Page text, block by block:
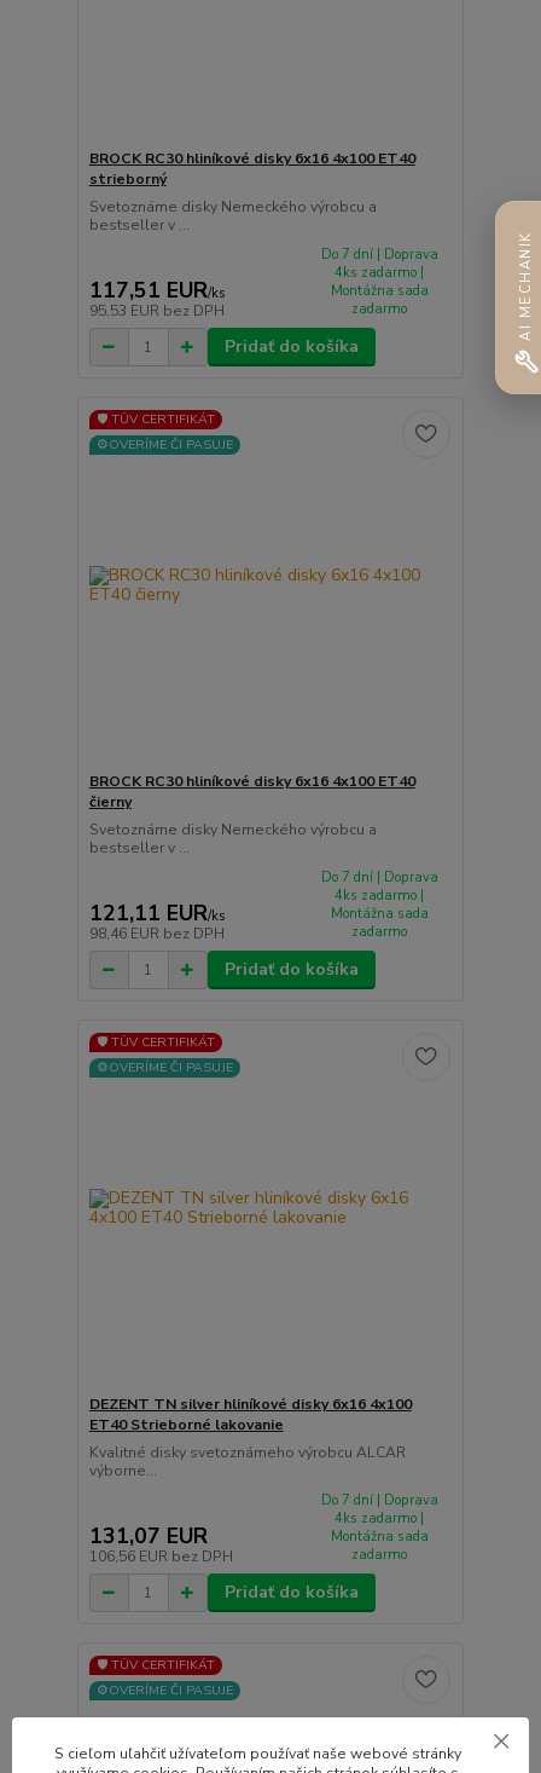
BROCK RC30 hliníkové disky 6x16 4x100 ET40
strieborný
Svetoznáme disky Nemeckého výrobcu a
bestseller v ...
117,51 EUR/ks
95,53 EUR bez DPH
Do 7 dní | Doprava
4ks zadarmo |
Montážna sada
zadarmo
Pridať do košíka
🛡️ TÜV CERTIFIKÁT
⚙️OVERÍME ČI PASUJE
BROCK RC30 hliníkové disky 6x16 4x100 ET40
čierny
Svetoznáme disky Nemeckého výrobcu a
bestseller v ...
121,11 EUR/ks
98,46 EUR bez DPH
Do 7 dní | Doprava
4ks zadarmo |
Montážna sada
zadarmo
Pridať do košíka
🛡️ TÜV CERTIFIKÁT
⚙️OVERÍME ČI PASUJE
DEZENT TN silver hliníkové disky 6x16 4x100
ET40 Strieborné lakovanie
Kvalitné disky svetoznámeho výrobcu ALCAR
výborne...
131,07 EUR
106,56 EUR bez DPH
Do 7 dní | Doprava
4ks zadarmo |
Montážna sada
zadarmo
Pridať do košíka
🛡️ TÜV CERTIFIKÁT
⚙️OVERÍME ČI PASUJE
AI MECHANIK
S cieľom uľahčiť užívateľom používať naše webové stránky